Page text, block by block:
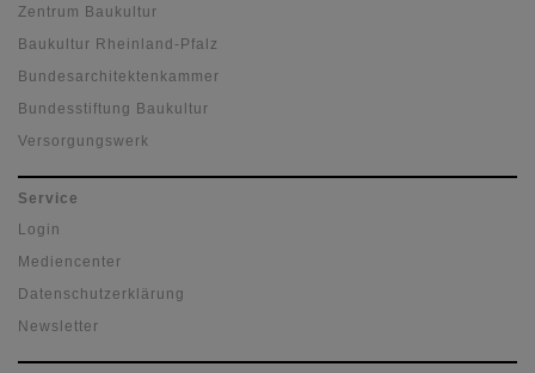
Zentrum Baukultur
Baukultur Rheinland-Pfalz
Bundesarchitektenkammer
Bundesstiftung Baukultur
Versorgungswerk
Service
Login
Mediencenter
Datenschutzerklärung
Newsletter